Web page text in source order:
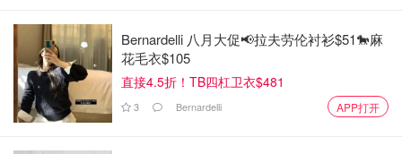
Bernardelli 八月大促📢拉夫劳伦衬衫$51🐎麻
花毛衣$105
直接4.5折！TB四杠卫衣$481
3 Bernardelli APP打开